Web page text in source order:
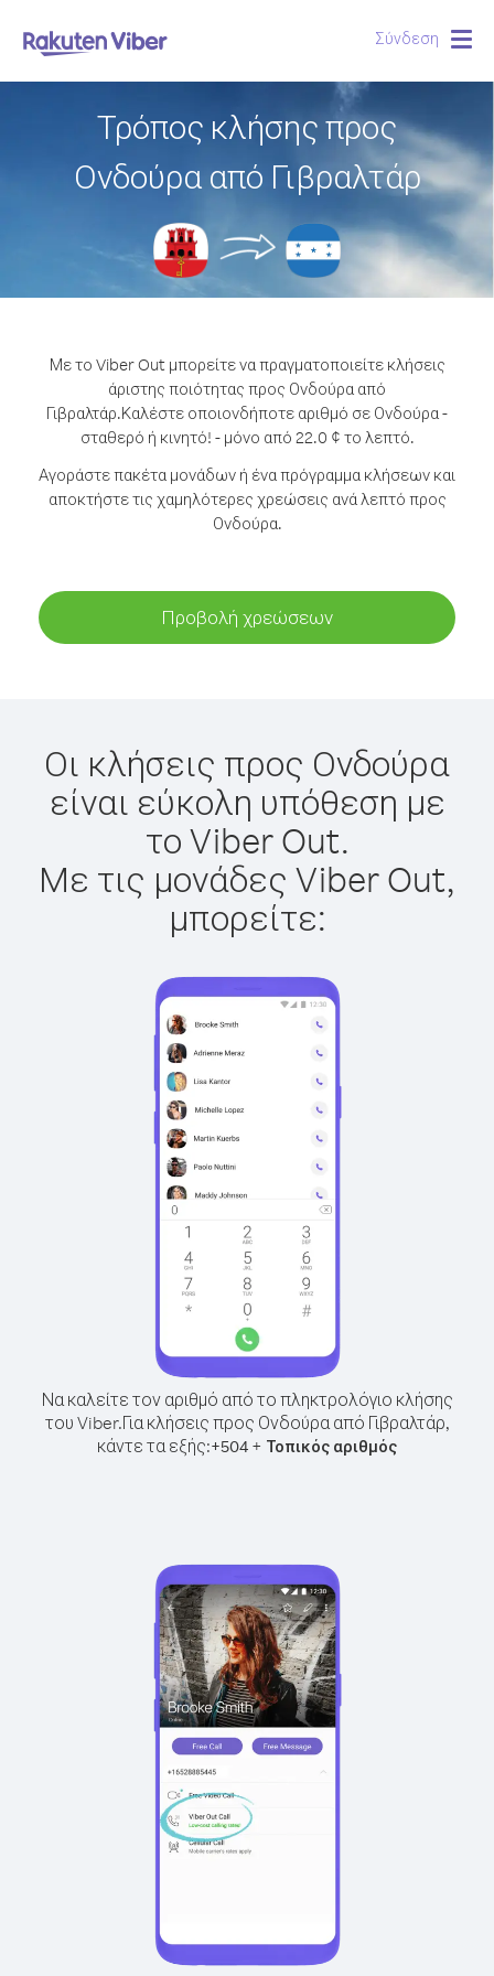
Σύνδεση
Τρόπος κλήσης προς
Ονδούρα από Γιβραλτάρ
Με το Viber Out μπορείτε να πραγματοποιείτε κλήσεις
άριστης ποιότητας προς Ονδούρα από
Γιβραλτάρ.Καλέστε οποιονδήποτε αριθμό σε Ονδούρα -
σταθερό ή κινητό! - μόνο από 22.0 ¢ το λεπτό.
Αγοράστε πακέτα μονάδων ή ένα πρόγραμμα κλήσεων και
αποκτήστε τις χαμηλότερες χρεώσεις ανά λεπτό προς
Ονδούρα.
Προβολή χρεώσεων
Οι κλήσεις προς Ονδούρα
είναι εύκολη υπόθεση με
το Viber Out.
Με τις μονάδες Viber Out,
μπορείτε:
Να καλείτε τον αριθμό από το πληκτρολόγιο κλήσης
του Viber.Για κλήσεις προς Ονδούρα από Γιβραλτάρ,
κάντε τα εξής:+504 + Τοπικός αριθμός